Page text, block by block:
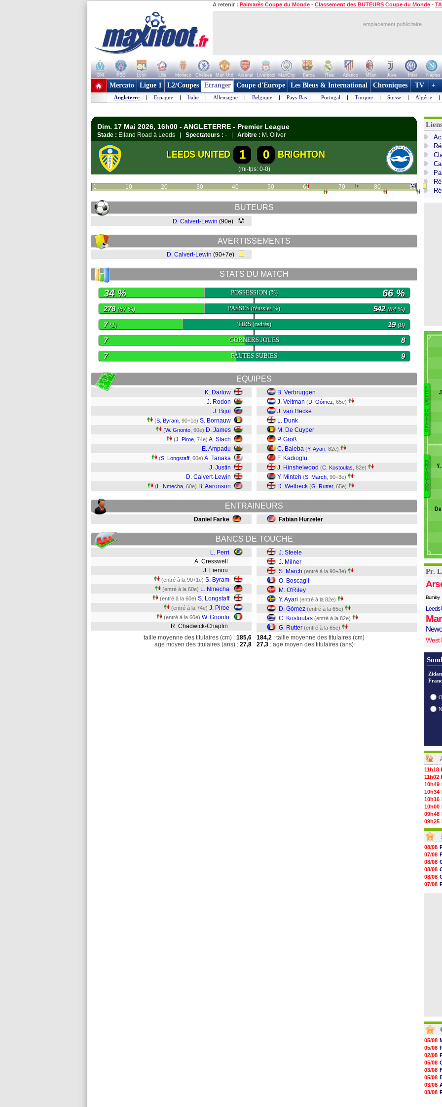
A retenir : Palmarès Coupe du Monde - Classement des BUTEURS Coupe du Monde -
emplacement publicitaire
OM PSG Lyon Lille Monaco Chelsea Man Utd Arsenal Liverpool ManCity Barca Real Atletico Milan Juve Inter Naples
+ de clubs
Mercato Ligue 1 L2/Coupes Etranger Coupe d'Europe Les Bleus & International Chroniques TV +
Angleterre | Espagne | Italie | Allemagne | Belgique | Pays-Bas | Portugal | Turquie | Suisse | Algérie |
Dim. 17 Mai 2026, 16h00 - ANGLETERRE - Premier League
Stade : Elland Road à Leeds | Spectateurs : - | Arbitre : M. Oliver
LEEDS UNITED 1 0 BRIGHTON
(mi-tps: 0-0)
1 10 20 30 40 50 60 70 80 90
BUTEURS
D. Calvert-Lewin (90e)
AVERTISSEMENTS
D. Calvert-Lewin (90+7e)
STATS DU MATCH
POSSESSION(%)
34 % 66 %
PASSES(réussies %)
278(67 %) 542(84 %)
TIRS(cadrés)
7(1) 19(8)
CORNERS JOUES
7 8
FAUTES SUBIES
7 9
EQUIPES
K. Darlow
J. Rodon
J. Bijol
(S. Byram , 90+1e) S. Bornauw
(W. Gnonto , 60e) D. James
(J. Piroe , 74e) A. Stach
E. Ampadu
(S. Longstaff , 60e) A. Tanaka
J. Justin
D. Calvert-Lewin
(L. Nmecha , 60e) B. Aaronson
B. Verbruggen
J. Veltman (D. Gómez , 65e)
J. van Hecke
L. Dunk
M. De Cuyper
P. Groß
C. Baleba (Y. Ayari , 82e)
F. Kadioglu
J. Hinshelwood (C. Kostoulas , 82e)
Y. Minteh (S. March , 90+3e)
D. Welbeck (G. Rutter, 65e)
ENTRAINEURS
Daniel Farke Fabian Hurzeler
BANCS DE TOUCHE
L. Perri
A. Cresswell
J. Lienou
(entré à la 90+1e) S. Byram
(entré à la 60e) L. Nmecha
(entré à la 60e) S. Longstaff
(entré à la 74e) J. Piroe
(entré à la 60e) W. Gnonto
R. Chadwick-Chaplin
J. Steele
J. Milner
S. March (entré à la 90+3e)
O. Boscagli
M. O'Riley
Y. Ayari (entré à la 82e)
D. Gómez (entré à la 65e)
C. Kostoulas (entré à la 82e)
G. Rutter (entré à la 65e)
taille moyenne des titulaires (cm) : 185,6
age moyen des titulaires (ans) : 27,8
184,2 : taille moyenne des titulaires (cm)
27,3 : age moyen des titulaires (ans)
L
E
E
D
S
U
N
I
T
E
D
B
R
I
G
H
T
O
N
Pr.
Burnley
Leeds
West
11h18
11h02
10h49
10h34
10h16
10h00
09h48
09h25
09h10
08h52
08/08
08/08
08/08
08/08
08/08
08/08
08/08
08/08
07/08
08/08
08/08
08/08
07/08
05/08
05/08
02/08
05/08
03/08
05/08
03/08
03/08